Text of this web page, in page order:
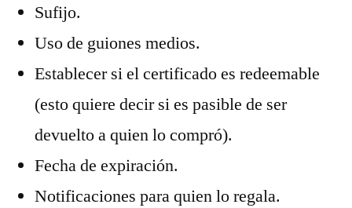
Sufijo.
Uso de guiones medios.
Establecer si el certificado es redeemable
(esto quiere decir si es pasible de ser
devuelto a quien lo compró).
Fecha de expiración.
Notificaciones para quien lo regala.